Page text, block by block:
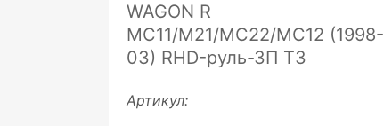
WAGON R
MC11/M21/MC22/MC12 (1998-
03) RHD-руль-ЗП ТЗ
Артикул: